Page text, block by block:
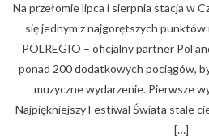
Na przełomie lipca i sierpnia stacja w
się jednym z najgorętszych
POLREGIO – oficjalny partner
ponad 200 dodatkowych pociągów,
muzyczne wydarzenie. Pierwsze
Najpiękniejszy Festiwal Świata stale
[…]